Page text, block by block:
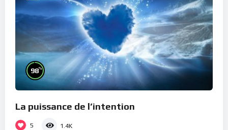
98%
La puissance de l’intention
5 1.4K